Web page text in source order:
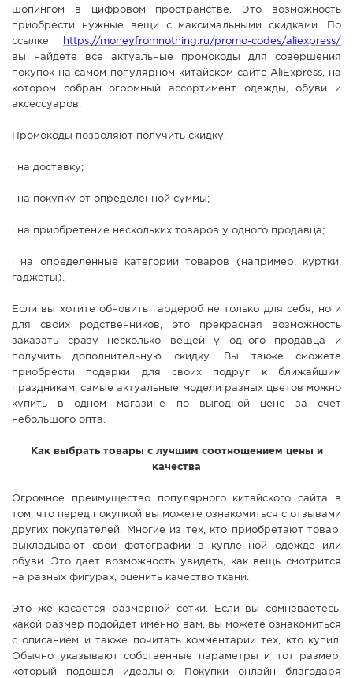
шопингом в цифровом пространстве. Это возможность
приобрести нужные вещи с максимальными скидками. По
ссылке
https://moneyfromnothing.ru/promo-codes/aliexpress/
вы найдете все актуальные промокоды для совершения
покупок на самом популярном китайском сайте AliExpress, на
котором собран огромный ассортимент одежды, обуви и
аксессуаров.
Промокоды позволяют получить скидку:
· на доставку;
· на покупку от определенной суммы;
· на приобретение нескольких товаров у одного продавца;
· на определенные категории товаров (например, куртки,
гаджеты).
Если вы хотите обновить гардероб не только для себя, но и
для своих родственников, это прекрасная возможность
заказать сразу несколько вещей у одного продавца и
получить дополнительную скидку. Вы также сможете
приобрести подарки для своих подруг к ближайшим
праздникам, самые актуальные модели разных цветов можно
купить в одном магазине по выгодной цене за счет
небольшого опта.
Как выбрать товары с лучшим соотношением цены и
качества
Огромное преимущество популярного китайского сайта в
том, что перед покупкой вы можете ознакомиться с отзывами
других покупателей. Многие из тех, кто приобретают товар,
выкладывают свои фотографии в купленной одежде или
обуви. Это дает возможность увидеть, как вещь смотрится
на разных фигурах, оценить качество ткани.
Это же касается размерной сетки. Если вы сомневаетесь,
какой размер подойдет именно вам, вы можете ознакомиться
с описанием и также почитать комментарии тех, кто купил.
Обычно указывают собственные параметры и тот размер,
который подошел идеально. Покупки онлайн благодаря